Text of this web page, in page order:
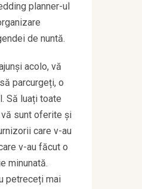
planner-ul
de nuntă.
acolo, vă
parcurgeți, o
Să luați toate
sunt oferite și
care v-au
v-au făcut o
minunată.
petreceți mai